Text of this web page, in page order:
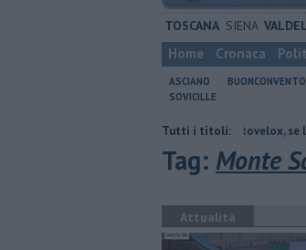
TOSCANA SIENA
Home Cronaca
ASCIANO BUONCONVENTO
SOVICILLE
Tutti i titoli:
Autovelox, se la banchina è
Tag: Monte
Attualità